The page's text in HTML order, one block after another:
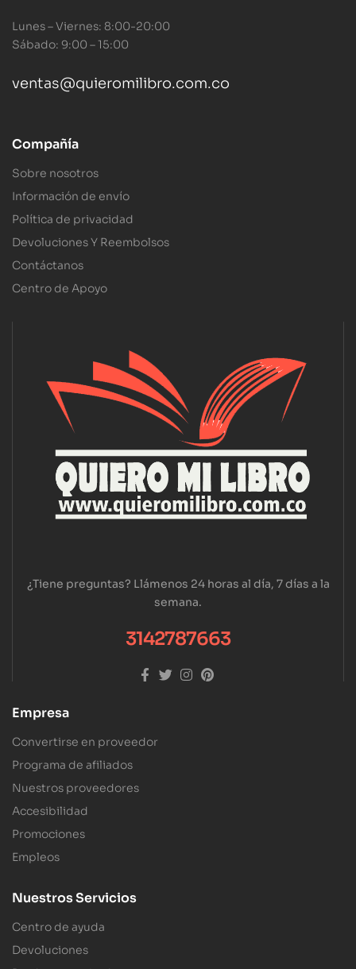
Lunes – Viernes: 8:00-20:00
Sábado: 9:00 – 15:00
ventas@quieromilibro.com.co
Compañía
Sobre nosotros
Información de envío
Política de privacidad
Devoluciones Y Reembolsos
Contáctanos
Centro de Apoyo
¿Tiene preguntas? Llámenos 24 horas al día, 7 días a la
semana.
3142787663
Empresa
Convertirse en proveedor
Programa de afiliados
Nuestros proveedores
Accesibilidad
Promociones
Empleos
Nuestros Servicios
Centro de ayuda
Devoluciones